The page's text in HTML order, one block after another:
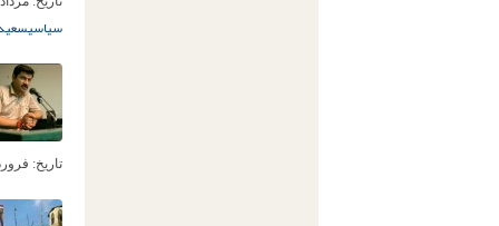
سیاسی
تاریخ: فروردین